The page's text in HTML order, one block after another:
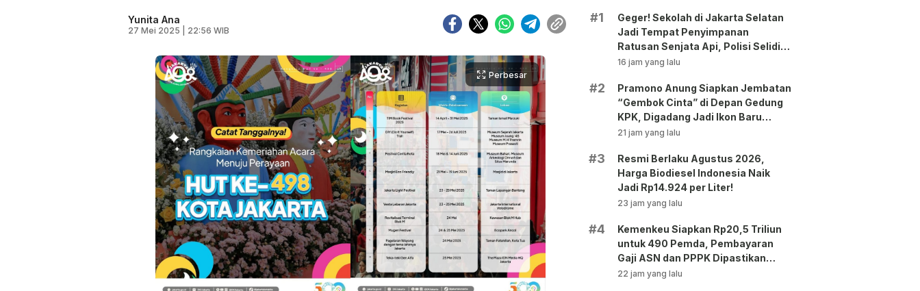
Yunita Ana
27 Mei 2025 | 22:56 WIB
Perbesar
#1
Geger! Sekolah di Jakarta Selatan
Jadi Tempat Penyimpanan
Ratusan Senjata Api, Polisi Selidiki
Pemilik
16 jam yang lalu
#2
Pramono Anung Siapkan Jembatan
“Gembok Cinta” di Depan Gedung
KPK, Digadang Jadi Ikon Baru
Jakarta!
21 jam yang lalu
#3
Resmi Berlaku Agustus 2026,
Harga Biodiesel Indonesia Naik
Jadi Rp14.924 per Liter!
23 jam yang lalu
#4
Kemenkeu Siapkan Rp20,5 Triliun
untuk 490 Pemda, Pembayaran
Gaji ASN dan PPPK Dipastikan
Tetap Berjalan!
22 jam yang lalu